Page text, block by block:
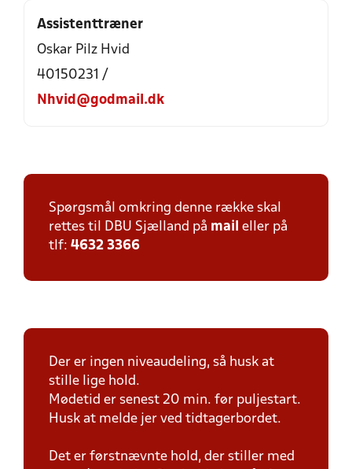
Assistenttræner
Oskar Pilz Hvid
40150231 /
Nhvid@godmail.dk
Spørgsmål omkring denne række skal
rettes til DBU Sjælland på mail eller på
tlf: 4632 3366
Der er ingen niveaudeling, så husk at
stille lige hold.
Mødetid er senest 20 min. før puljestart.
Husk at melde jer ved tidtagerbordet.
Det er førstnævnte hold, der stiller med